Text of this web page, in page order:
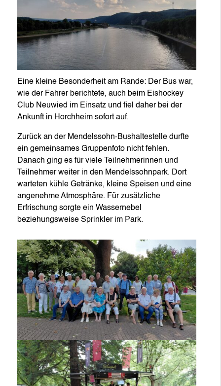
Eine kleine Besonderheit am Rande: Der Bus war,
wie der Fahrer berichtete, auch beim Eishockey
Club Neuwied im Einsatz und fiel daher bei der
Ankunft in Horchheim sofort auf.
Zurück an der Mendelssohn-Bushaltestelle durfte
ein gemeinsames Gruppenfoto nicht fehlen.
Danach ging es für viele Teilnehmerinnen und
Teilnehmer weiter in den Mendelssohnpark. Dort
warteten kühle Getränke, kleine Speisen und eine
angenehme Atmosphäre. Für zusätzliche
Erfrischung sorgte ein Wassernebel
beziehungsweise Sprinkler im Park.